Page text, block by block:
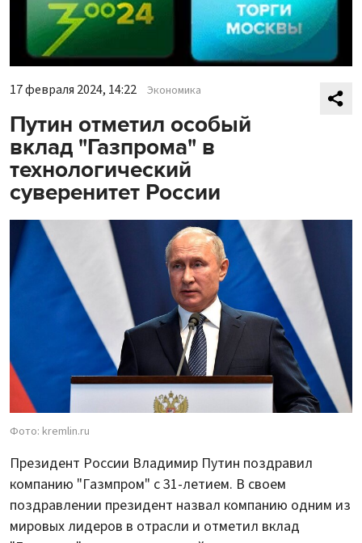
17 февраля 2024, 14:22 Экономика
Путин отметил особый
вклад "Газпрома" в
технологический
суверенитет России
Фото: kremlin.ru
Президент России Владимир Путин поздравил
компанию "Газмпром" с 31-летием. В своем
поздравлении президент назвал компанию одним из
мировых лидеров в отрасли и отметил вклад